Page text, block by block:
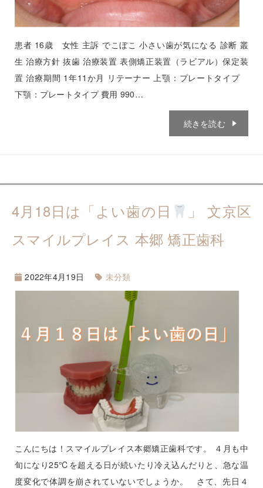
患者 16歳 女性 主訴 でこぼこ 小さい歯が気になる 診断 叢
生 治療方針 抜歯 治療装置 表側矯正装置（ラビアル）保定装
置 治療期間 1年11か月 リテーナー 上顎：プレートタイプ
下顎：プレートタイプ 費用 990…
続きを読む
4月18日は「よい歯の日
」 文京区
スマイルプレイス 本郷 矯正歯科
2022年4月19日 未分類
こんにちは！スマイルプレイス本郷矯正歯科です。 ４月も中
旬になり25℃を超える日が続いたり冷え込んだりと、急な温
度変化で体調を崩されていないでしょうか。 さて、先日４